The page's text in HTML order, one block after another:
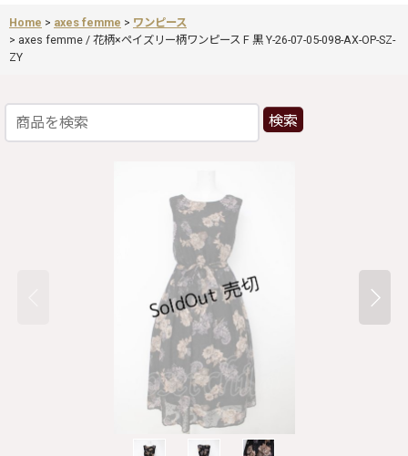
Home > axes femme > ワンピース
> axes femme / 花柄×ペイズリー柄ワンピース F 黒 Y-26-07-05-098-AX-OP-SZ-
ZY
検索